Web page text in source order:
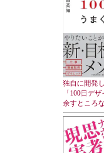
独自に開発
「100日デ
余すところ